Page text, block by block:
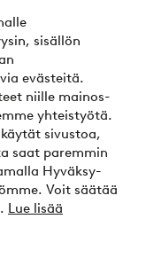
sisällön
evästeitä.
niille mainos-
yhteistyötä.
sivustoa,
saat paremmin
Hyväksy-
Voit säätää
Lue lisää
tai erissä
?